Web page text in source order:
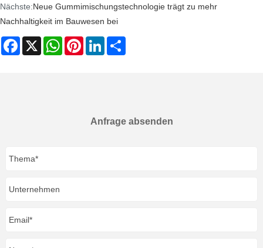
Nächste:Neue Gummimischungstechnologie trägt zu mehr
Nachhaltigkeit im Bauwesen bei
Facebook
X WhatsAppPinterestLinkedIn
Anfrage absenden